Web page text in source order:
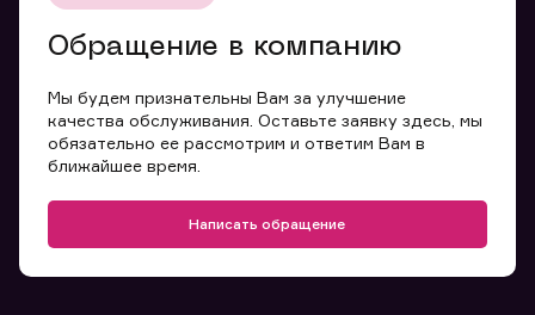
Обращение в компанию
Мы будем признательны Вам за улучшение
качества обслуживания. Оставьте заявку здесь, мы
обязательно ее рассмотрим и ответим Вам в
ближайшее время.
Написать обращение